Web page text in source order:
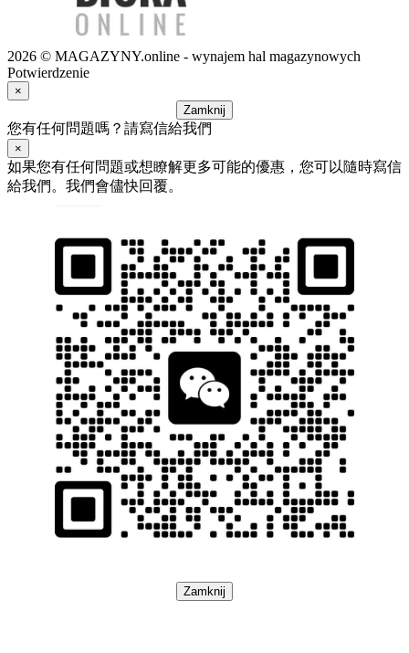
2026 © MAGAZYNY.online - wynajem hal magazynowych
Potwierdzenie
×
Zamknij
您有任何問題嗎？請寫信給我們
×
如果您有任何問題或想瞭解更多可能的優惠，您可以隨時寫信
給我們。我們會儘快回覆。
Zamknij